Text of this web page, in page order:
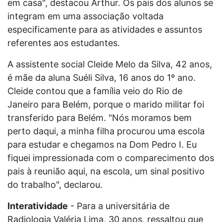
em casa", destacou Arthur. Os pais dos alunos se
integram em uma associação voltada
especificamente para as atividades e assuntos
referentes aos estudantes.
A assistente social Cleide Melo da Silva, 42 anos,
é mãe da aluna Suéli Silva, 16 anos do 1º ano.
Cleide contou que a família veio do Rio de
Janeiro para Belém, porque o marido militar foi
transferido para Belém. "Nós moramos bem
perto daqui, a minha filha procurou uma escola
para estudar e chegamos na Dom Pedro I. Eu
fiquei impressionada com o comparecimento dos
pais à reunião aqui, na escola, um sinal positivo
do trabalho", declarou.
Interatividade - Para a universitária de
Radiologia Valéria Lima, 30 anos, ressaltou que